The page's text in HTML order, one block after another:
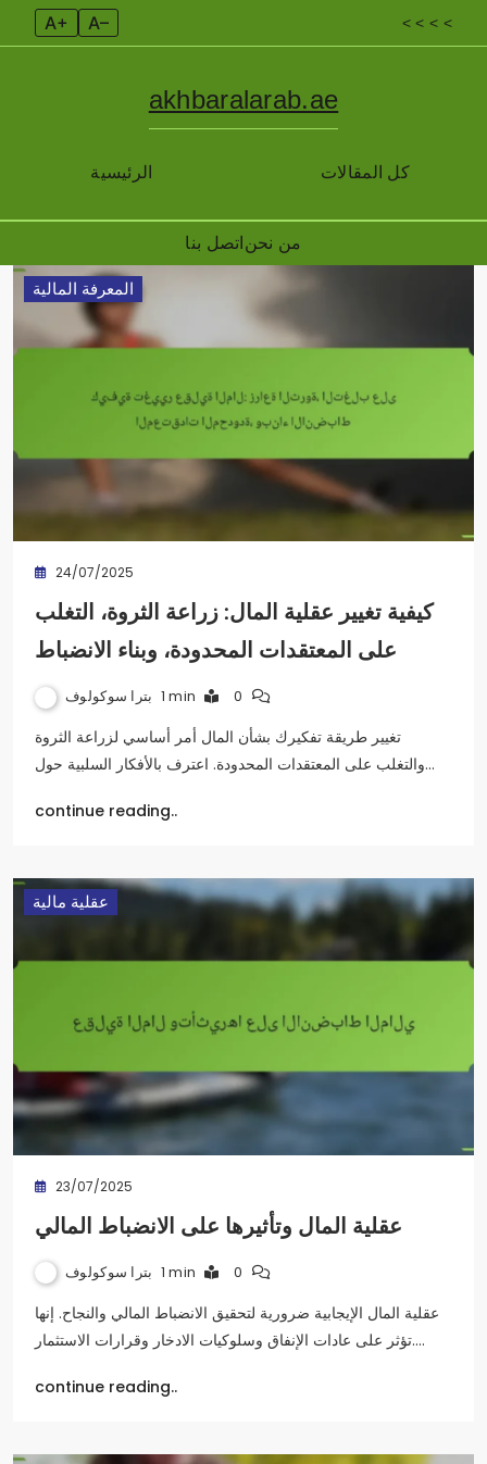
A+ A– < < < <
الرئيسية
akhbaralarab.ae
كل المقالات
اتصل بنا من نحن
Skip
المعرفة المالية
24/07/2025
كيفية تغيير عقلية المال: زراعة الثروة، التغلب
على المعتقدات المحدودة، وبناء الانضباط
بترا سوكولوف 1 min 0
تغيير طريقة تفكيرك بشأن المال أمر أساسي لزراعة الثروة
والتغلب على المعتقدات المحدودة. اعترف بالأفكار السلبية حول…
continue reading..
عقلية مالية
23/07/2025
عقلية المال وتأثيرها على الانضباط المالي
بترا سوكولوف 1 min 0
عقلية المال الإيجابية ضرورية لتحقيق الانضباط المالي والنجاح. إنها
تؤثر على عادات الإنفاق وسلوكيات الادخار وقرارات الاستثمار.…
continue reading..